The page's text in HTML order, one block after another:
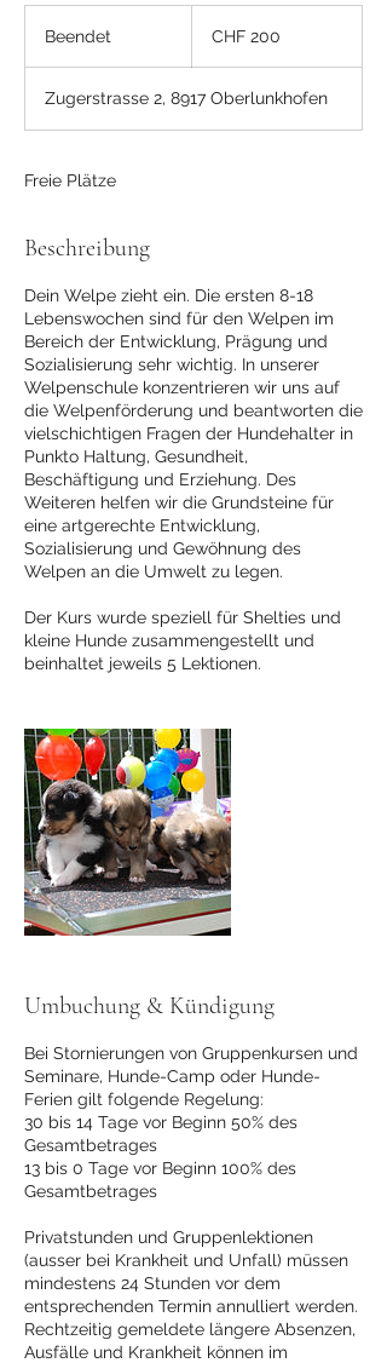
Beendet
n
d
t
Franken
CHF 200
Zugerstrasse 2, 8917 Oberlunkhofen
Freie Plätze
Beschreibung
Dein Welpe zieht ein. Die ersten 8-18
Lebenswochen sind für den Welpen im
Bereich der Entwicklung, Prägung und
Sozialisierung sehr wichtig. In unserer
Welpenschule konzentrieren wir uns auf
die Welpenförderung und beantworten die
vielschichtigen Fragen der Hundehalter in
Punkto Haltung, Gesundheit,
Beschäftigung und Erziehung. Des
Weiteren helfen wir die Grundsteine für
eine artgerechte Entwicklung,
Sozialisierung und Gewöhnung des
Welpen an die Umwelt zu legen.
Der Kurs wurde speziell für Shelties und
kleine Hunde zusammengestellt und
beinhaltet jeweils 5 Lektionen.
Umbuchung & Kündigung
Bei Stornierungen von Gruppenkursen und
Seminare, Hunde-Camp oder Hunde-
Ferien gilt folgende Regelung:
30 bis 14 Tage vor Beginn 50% des
Gesamtbetrages
13 bis 0 Tage vor Beginn 100% des
Gesamtbetrages
Privatstunden und Gruppenlektionen
(ausser bei Krankheit und Unfall) müssen
mindestens 24 Stunden vor dem
entsprechenden Termin annulliert werden.
Rechtzeitig gemeldete längere Absenzen,
Ausfälle und Krankheit können im